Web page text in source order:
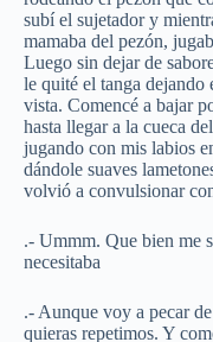
subí el sujetador y
mamaba del pezón,
Luego sin dejar de
le quité el tanga dejando
vista. Comencé a bajar
hasta llegar a la cueca
jugando con mis labios
dándole suaves
volvió a convulsionar
.- Ummm. Que bien
necesitaba
.- Aunque voy a pecar
quieras repetimos. Y